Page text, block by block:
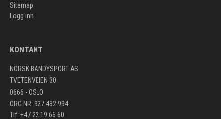
Sitemap
Logg inn
KONTAKT
NORSK BANDYSPORT AS
TVETENVEIEN 30
0666 - OSLO
ORG NR: 927 432 994
Tlf: +47 22 19 66 60